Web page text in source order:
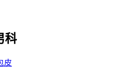
科
皮